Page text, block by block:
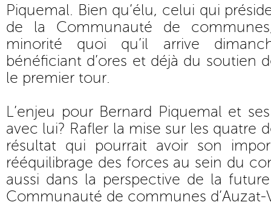
Piquemal. Bien qu’élu, celui qui
de la Communauté de
minorité quoi qu’il arrive
bénéficiant d’ores et déjà du soutien
le premier tour.
L’enjeu pour Bernard Piquemal et
avec lui? Rafler la mise sur les quatre
résultat qui pourrait avoir son
rééquilibrage des forces au sein du
aussi dans la perspective de la
Communauté de communes d’Auzat-